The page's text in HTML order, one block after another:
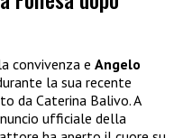
convivenza e Angelo
la sua recente
da Caterina Balivo. A
ufficiale della